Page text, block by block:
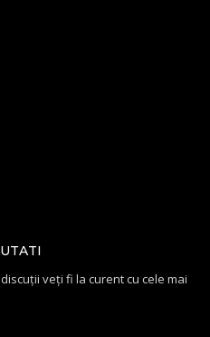
veți fi la curent cu cele mai